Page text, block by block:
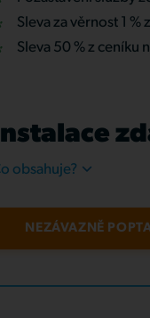
Sleva za věrnost 1 %
Sleva 50 % z ceníku
obsahuje?
NEZÁVAZNĚ